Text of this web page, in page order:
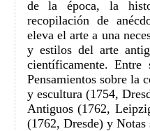
de la época, la
recopilación de
eleva el arte a una
y estilos del arte
científicamente. Entre
Pensamientos sobre la
y escultura (1754,
Antiguos (1762,
(1762, Dresde) y